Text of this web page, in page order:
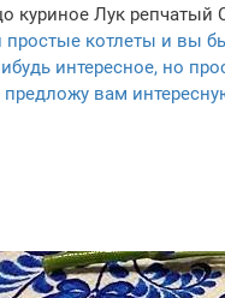
куриное Лук репчатый
котлеты и вы
интересное, но
предложу вам